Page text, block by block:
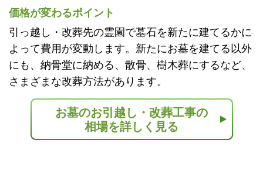
価格が変わるポイント
引っ越し・改葬先の霊園で墓石を新たに建てるかに
よって費用が変動します。新たにお墓を建てる以外
にも、納骨堂に納める、散骨、樹木葬にするなど、
さまざまな改葬方法があります。
お墓のお引越し・改葬工事の
相場を詳しく見る